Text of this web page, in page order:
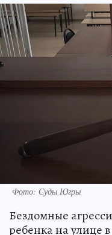
Фото: Суды Югры
Бездомные
ребенка на улице